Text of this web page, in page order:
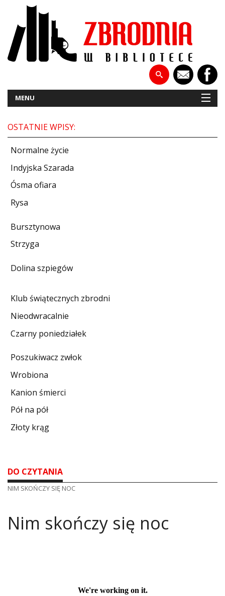
MENU
PATRONATY
WYWIADY
RECENZJE
DO CZYTANIA
KONTAKT
OSTATNIE WPISY:
Normalne życie
Indyjska Szarada
Ósma ofiara
Rysa
Bursztynowa
Strzyga
Dolina szpiegów
Klub świątecznych zbrodni
Nieodwracalnie
Czarny poniedziałek
Poszukiwacz zwłok
Wrobiona
Kanion śmierci
Pół na pół
Złoty krąg
DO CZYTANIA
NIM SKOŃCZY SIĘ NOC
Nim skończy się noc